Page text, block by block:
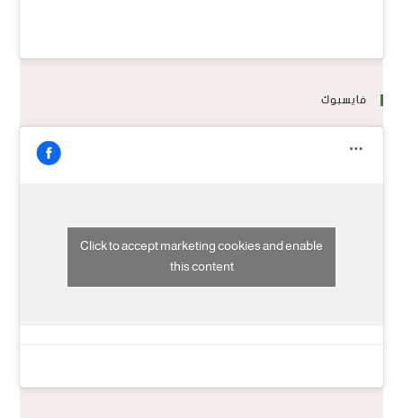
فايسبوك
Click to accept marketing cookies and enable
this content